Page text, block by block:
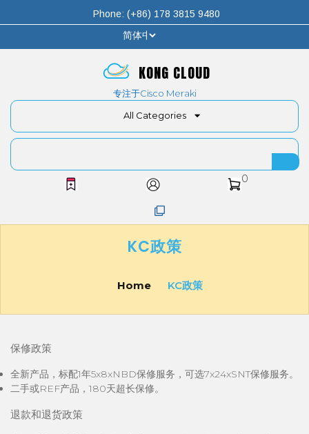
Phone: (+86) 178 3815 9480
KONG CLOUD
专注于Cisco Meraki
All Categories
0
KC政策
Home KC政策
保修政策
全新产品，标配1年5x8xNBD保修服务，可选7x24xSNT保修服务。
二手或REF产品，180天超长保修。
退款和退货政策